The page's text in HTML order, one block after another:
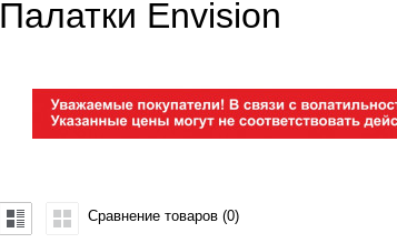
Палатки Envision
Сравнение товаров (0)